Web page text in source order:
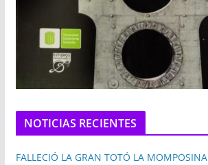
NOTICIAS RECIENTES
FALLECIÓ LA GRAN TOTÓ LA MOMPOSINA